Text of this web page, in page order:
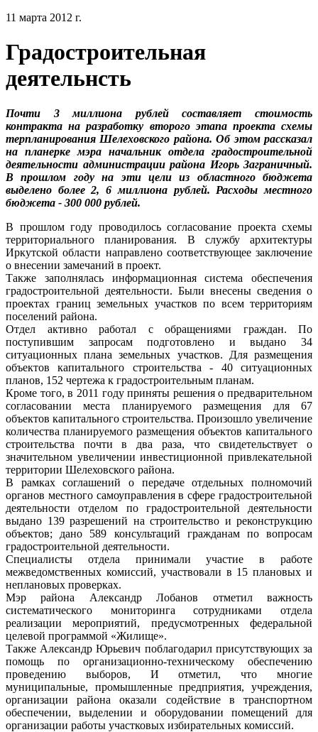
11 марта 2012 г.
Градостроительная
деятельнсть
Почти 3 миллиона рублей составляет стоимость
контракта на разработку второго этапа проекта схемы
терпланирования Шелеховского района. Об этом рассказал
на планерке мэра начальник отдела градостроительной
деятельности администрации района Игорь Заграничный.
В прошлом году на эти цели из областного бюджета
выделено более 2, 6 миллиона рублей. Расходы местного
бюджета - 300 000 рублей.
В прошлом году проводилось согласование проекта схемы
территориального планирования. В службу архитектуры
Иркутской области направлено соответствующее заключение
о внесении замечаний в проект.
Также заполнялась информационная система обеспечения
градостроительной деятельности. Были внесены сведения о
проектах границ земельных участков по всем территориям
поселений района.
Отдел активно работал с обращениями граждан. По
поступившим запросам подготовлено и выдано 34
ситуационных плана земельных участков. Для размещения
объектов капитального строительства - 40 ситуационных
планов, 152 чертежа к градостроительным планам.
Кроме того, в 2011 году приняты решения о предварительном
согласовании места планируемого размещения для 67
объектов капитального строительства. Произошло увеличение
количества планируемого размещения объектов капитального
строительства почти в два раза, что свидетельствует о
значительном увеличении инвестиционной привлекательной
территории Шелеховского района.
В рамках соглашений о передаче отдельных полномочий
органов местного самоуправления в сфере градостроительной
деятельности отделом по градостроительной деятельности
выдано 139 разрешений на строительство и реконструкцию
объектов; дано 589 консультаций гражданам по вопросам
градостроительной деятельности.
Специалисты отдела принимали участие в работе
межведомственных комиссий, участвовали в 15 плановых и
неплановых проверках.
Мэр района Александр Лобанов отметил важность
систематического мониторинга сотрудниками отдела
реализации мероприятий, предусмотренных федеральной
целевой программой «Жилище».
Также Александр Юрьевич поблагодарил присутствующих за
помощь по организационно-техническому обеспечению
проведению выборов, И отметил, что многие
муниципальные, промышленные предприятия, учреждения,
организации района оказали содействие в транспортном
обеспечении, выделении и оборудовании помещений для
организации работы участковых избирательных комиссий.